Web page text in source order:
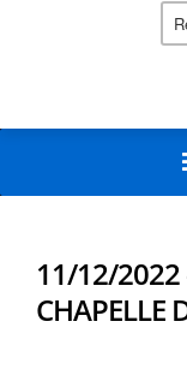
11/12/2022
CHAPELLE